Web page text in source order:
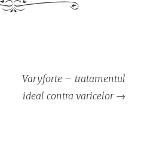
Varyforte – tratamentul
ideal contra varicelor →